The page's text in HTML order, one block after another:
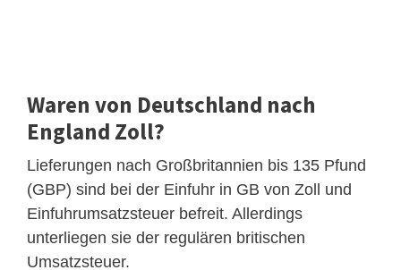
Waren von Deutschland nach
England Zoll?
Lieferungen nach Großbritannien bis 135 Pfund
(GBP) sind bei der Einfuhr in GB von Zoll und
Einfuhrumsatzsteuer befreit. Allerdings
unterliegen sie der regulären britischen
Umsatzsteuer.